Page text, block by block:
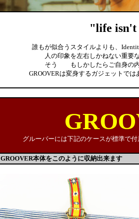
"life isn't
誰もが似合うスタイルよりも、
人の印象を左右しかねない重要
そう もしかしたらご自身の内
GROOVERは変身するガジェットで
グルーバーには下記のケースが標準で
GROOVER本体をこのように収納出来ます